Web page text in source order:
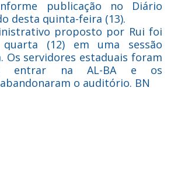
publicação no Diário
desta quinta-feira (13).
proposto por Rui foi
(12) em uma sessão
Os servidores estaduais foram
entrar na AL-BA e os
o auditório. BN